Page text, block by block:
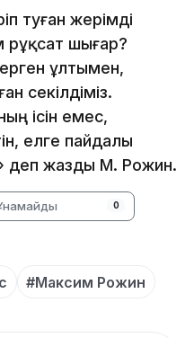
туған жерімді
шығар?
ұлтымен,
секілдіміз.
ісін емес,
елге пайдалы
деп жазды М. Рожин.
0
#Максим Рожин